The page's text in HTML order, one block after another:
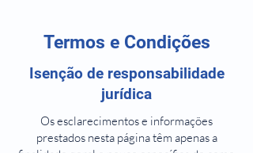
Termos e Condições
Isenção de responsabilidade
jurídica
Os esclarecimentos e informações
prestados nesta página têm apenas a